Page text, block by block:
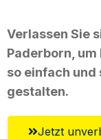
Verlassen Sie
Paderborn,
so einfach
gestalten.
Jetzt